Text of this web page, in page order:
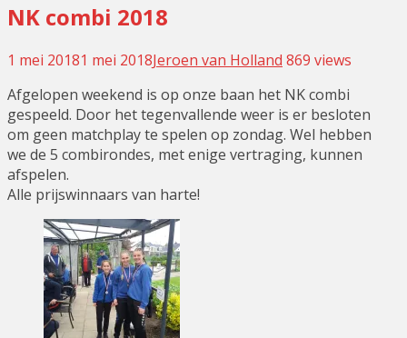
NK combi 2018
1 mei 20181 mei 2018Jeroen van Holland Leave
comment
869 views
Afgelopen weekend is op onze baan het NK combi
gespeeld. Door het tegenvallende weer is er besloten
om geen matchplay te spelen op zondag. Wel hebben
we de 5 combirondes, met enige vertraging, kunnen
afspelen.
Alle prijswinnaars van harte!